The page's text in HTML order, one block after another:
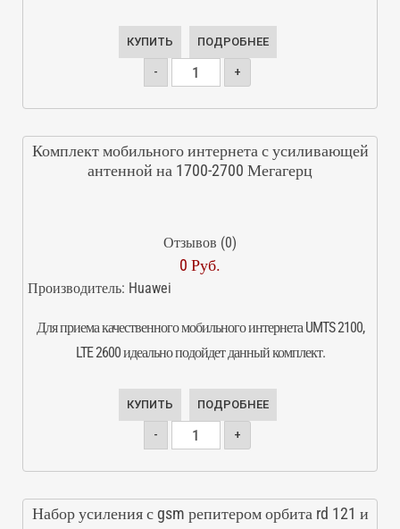
КУПИТЬ ПОДРОБНЕЕ
- +
Комплект мобильного интернета с усиливающей
антенной на 1700-2700 Мегагерц
Отзывов (0)
0 Руб.
Производитель: Huawei
Для приема качественного мобильного интернета UMTS 2100,
LTE 2600 идеально подойдет данный комплект.
КУПИТЬ ПОДРОБНЕЕ
- +
Набор усиления с gsm репитером орбита rd 121 и